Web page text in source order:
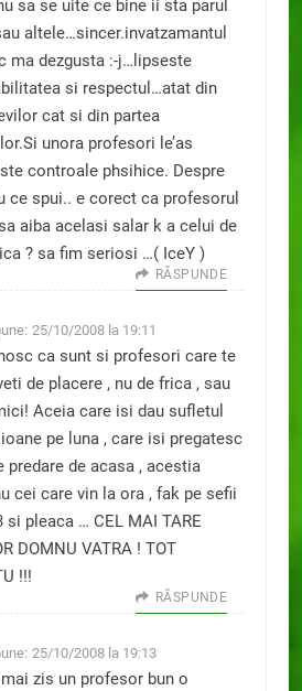
sa se uite ce bine ii sta parul
altele…sincer.invatzamantul
ma dezgusta :-j…lipseste
si respectul…atat din
cat si din partea
unora profesori le’as
controale phsihice. Despre
ce spui.. e corect ca profesorul
aiba acelasi salar k a celui de
? sa fim seriosi …( IceY )
RĂSPUNDE
25/10/2008 la 19:11
ca sunt si profesori care te
de placere , nu de frica , sau
Aceia care isi dau sufletul
pe luna , care isi pregatesc
predare de acasa , acestia
cei care vin la ora , fak pe sefii
si pleaca … CEL MAI TARE
DOMNU VATRA ! TOT
!!!
RĂSPUNDE
25/10/2008 la 19:13
zis un profesor bun o